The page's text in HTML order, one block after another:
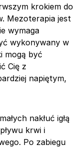
krokiem do
Mezoterapia jest
wymaga
wykonywany w
mogą być
Cię z
napiętym,
nakłuć igłą
krwi i
Po zabiegu